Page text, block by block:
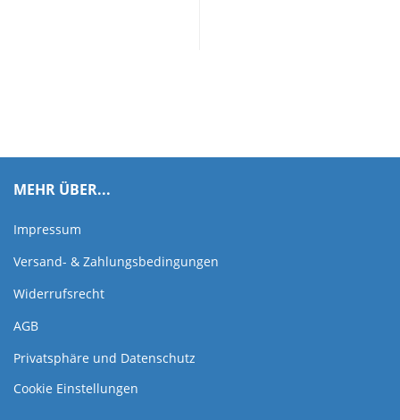
MEHR ÜBER...
Impressum
Versand- & Zahlungsbedingungen
Widerrufsrecht
AGB
Privatsphäre und Datenschutz
Cookie Einstellungen